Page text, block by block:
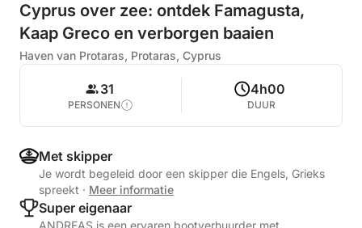
Cyprus over zee: ontdek Famagusta,
Kaap Greco en verborgen baaien
Haven van Protaras, Protaras, Cyprus
31
PERSONEN
4h00
DUUR
Met skipper
Je wordt begeleid door een skipper die Engels, Grieks
spreekt · Meer informatie
Super eigenaar
ANDREAS is een ervaren bootverhuurder met